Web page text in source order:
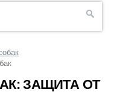
ЗАЩИТА ОТ